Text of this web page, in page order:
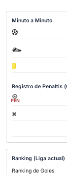
Minuto a Minuto
Registro de Penaltis
PEN
Ranking (Liga actual)
Ranking de Goles